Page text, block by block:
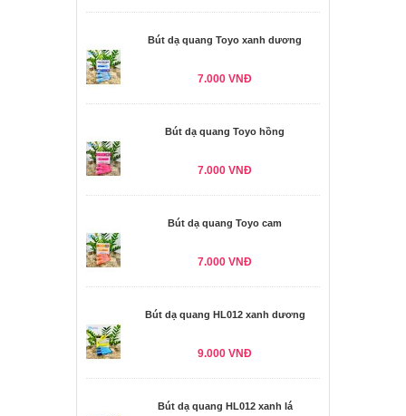
Bút dạ quang Toyo xanh dương
7.000 VNĐ
Bút dạ quang Toyo hồng
7.000 VNĐ
Bút dạ quang Toyo cam
7.000 VNĐ
Bút dạ quang HL012 xanh dương
9.000 VNĐ
Bút dạ quang HL012 xanh lá